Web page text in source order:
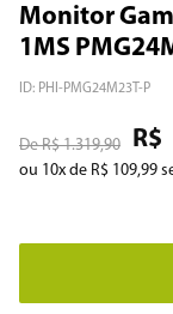
Monitor
1MS
ID: PHI-PMG24M23T-P
R$ 1.319,90 R$
ou 10x de R$ 109,99
3º portátil
4º vertical
6º aspiradores
8
9º geladeira